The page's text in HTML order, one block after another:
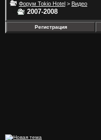
Форум Tokio Hotel > Видео
2007-2008
Регистрация